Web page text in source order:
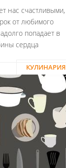
нас счастливыми,
от любимого
попадает в
сердца
КУЛИНАРИЯ